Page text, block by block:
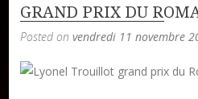
GRAND PRIX DU
Posted onvendredi 11 novembre